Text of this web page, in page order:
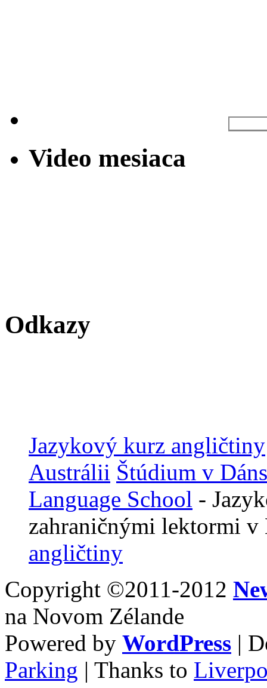
Video mesiaca
Odkazy
Jazykový kurz angličtiny
Austrálii Štúdium v
Language School -
zahraničnými lektormi
angličtiny
Copyright ©2011-2012
na Novom Zélande
Powered by WordPress |
Parking | Thanks to